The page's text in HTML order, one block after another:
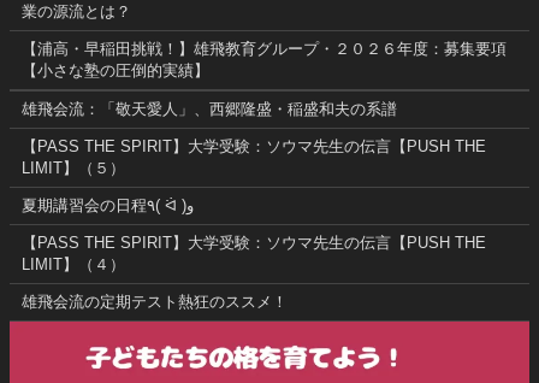
業の源流とは？
【浦高・早稲田挑戦！】雄飛教育グループ・２０２６年度：募集要項
【小さな塾の圧倒的実績】
雄飛会流：「敬天愛人」、西郷隆盛・稲盛和夫の系譜
【PASS THE SPIRIT】大学受験：ソウマ先生の伝言【PUSH THE
LIMIT】（５）
夏期講習会の日程٩( ᐛ )و
【PASS THE SPIRIT】大学受験：ソウマ先生の伝言【PUSH THE
LIMIT】（４）
雄飛会流の定期テスト熱狂のススメ！